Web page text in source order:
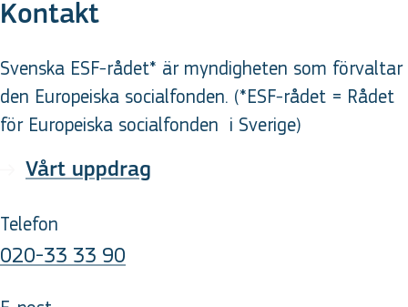
Kontakt
Svenska ESF-rådet* är myndigheten som förvaltar
den Europeiska socialfonden. (*ESF-rådet = Rådet
för Europeiska socialfonden i Sverige)
Vårt uppdrag
Telefon
020-33 33 90